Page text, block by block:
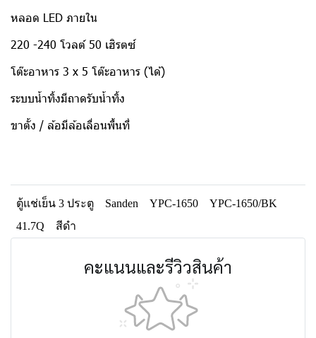
หลอด LED ภายใน
220 -240 โวลต์ 50 เฮิรตซ์
โต๊ะอาหาร 3 x 5 โต๊ะอาหาร (ได้)
ระบบน้ำทิ้งมีถาดรับน้ำทิ้ง
ขาตั้ง / ล้อมีล้อเลื่อนพื้นที่
ตู้แช่เย็น 3 ประตู Sanden YPC-1650
YPC-1650/BK
41.7Q
สีดำ
คะแนนและรีวิวสินค้า